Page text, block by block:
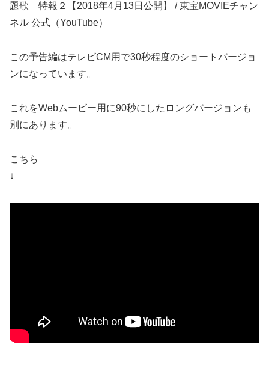
題歌 特報２【2018年4月13日公開】 / 東宝MOVIEチャン
ネル 公式（YouTube）
この予告編はテレビCM用で30秒程度のショートバージョ
ンになっています。
これをWebムービー用に90秒にしたロングバージョンも
別にあります。
こちら
↓